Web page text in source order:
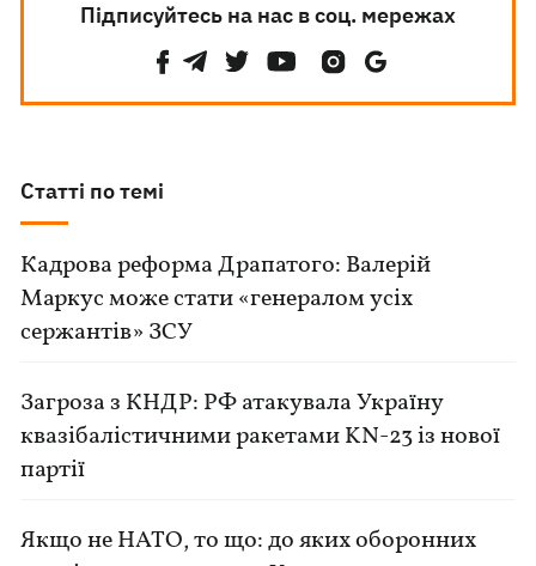
Підписуйтесь на нас в соц. мережах
Статті по темі
Кадрова реформа Драпатого: Валерій
Маркус може стати «генералом усіх
сержантів» ЗСУ
Загроза з КНДР: РФ атакувала Україну
квазібалістичними ракетами KN-23 із нової
партії
Якщо не НАТО, то що: до яких оборонних